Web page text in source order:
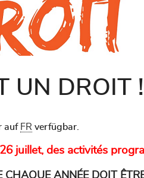
UN DROIT !
auf FR verfügbar.
juillet, des activités
CHAQUE ANNÉE DOIT